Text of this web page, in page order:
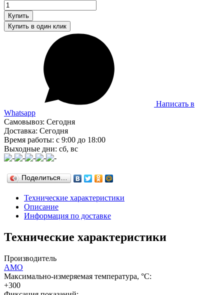
Написать в
Whatsapp
Самовывоз: Сегодня
Доставка: Сегодня
Время работы: с 9:00 до 18:00
Выходные дни: сб, вс
Поделиться…
Технические характеристики
Описание
Информация по доставке
Технические характеристики
Производитель
AMO
Максимально-измеряемая температура, °С:
+300